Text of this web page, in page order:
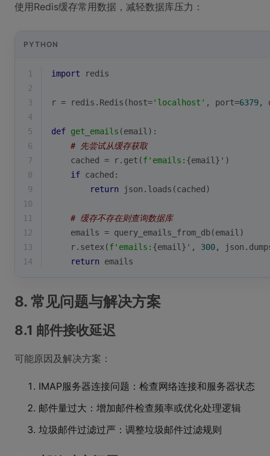
使用Redis缓存常用数据，减轻数据库压力：
PYTHON
1 import redis
2
3
r = redis.Redis(host='localhost' , port=6379,
4
5
def get_emails (email ):
6
# 先尝试从缓存获取
7
    cached = r.get(
f'emails: {email} ' )
8
if cached:
9
return json.loads(cached)
10
11
# 缓存不存在则查询数据库
12
    emails = query_emails_from_db(email)
13
    r.setex(
f'emails: {email} ' , 300,
14
return emails
8. 常见问题与解决方案
8.1 邮件接收延迟
可能原因及解决方案：
IMAP服务器连接问题：检查网络连接和服务器状态
邮件量过大：增加邮件检查频率或优化处理逻辑
垃圾邮件过滤过严：调整垃圾邮件过滤规则